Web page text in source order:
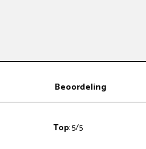
Beoordeling
Top: 5/5